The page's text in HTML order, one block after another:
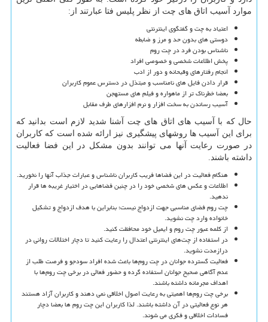
موارد آسیب اتاق های چت از نظر پلیس فتا عبارتند از :
اعتیاد به چت و گفتگوی اینترنتی
دوستی های بدون حد و مرز و ضابطه
ناشناس بودن فرد در چت روم
پخش اطلاعات شخصی و خصوصی افراد
انجام رفتارهای وقیحانه و دور از ادب
قرار دادن فایل های نامناسب و مبتذل در دسترس عموم کاربران
بعضا خطرناک تر از ماهواره و فیلم های مستهجن
آسیب رساندن به سخت افزار و نرم افزارهای طرف مقابل
حال که با آسیب های اتاق های چت آشنا شدید لازم است بدانید که
برای این آسیب ها روشهای پیشگیری نیز ارائه شده است که کاربران
در صورت رعایت آنها می توانند بدون مشکل در این فضا فعالیت
داشته باشند
هنگام فعالیت در این فضاها فریب کاربران ناشناس و عبارات جذاب آنها را نخورید.
اطلاعات و عکس های شخصی خود را در چنین فضاهایی در اختیار غریبه ها قرار
ندهید.
چت روم فضای مناسبی جهت ازدواج نیست؛ بنابراین با هدف ازدواج و تشکیل
خانواده وارد چت نشوید.
از کلمه عبور چت روم و ایمیل خود محافظت کنید.
در استفاده از چت‌های اینترنتی اعتدال را رعایت کنید تا دچار اختلالات روانی در
درازمدت نشوید.
فعالیت گسترده جوانان در چت روم‌ها باعث شده افراد سودجو و فرصت طلب از
عدم آگاهی صحیح جوانان استفاده گرده و حضور فعالی در برخی چت روم‌ها با
اهداف مجرمانه داشته باشند.
برخی چت روم‌ها اهمیتی به رعایت اصول اخلاقی نمی دهند و کاربران آزاد هستند
هر نوع فعالیتی در آن داشته باشند. لذا کاربران این چت روم ها بعضا دچار
فسادات اخلاقی و فکری می شوند.